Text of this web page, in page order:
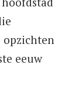
opzichten
eeuw